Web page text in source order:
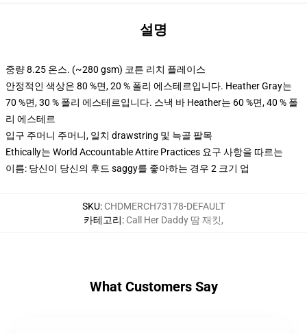
설명
중량 8.25 온스. (~280 gsm) 코튼 리치 플레이스
안정적인 색상은 80 %면, 20 % 폴리 에스테르입니다. Heather Gray는
70 %면, 30 % 폴리 에스테르입니다. 스낵 바 Heather는 60 %면, 40 % 폴
리 에스테르
입구 주머니 주머니, 일치 drawstring 및 늑골 팔목
Ethically는 World Accountable Attire Practices 요구 사항을 따르는
이름: 당신이 당신의 후드 saggy를 좋아하는 경우 2 크기 업
SKU: CHDMERCH73178-DEFAULT
카테고리: Call Her Daddy 땀 재킷,
What Customers Say